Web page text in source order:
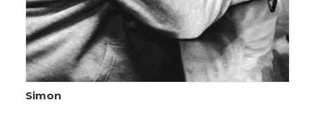
Simon